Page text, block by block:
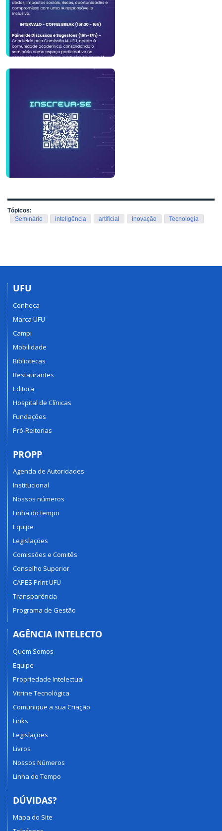
Tópicos:
Seminário
inteligência artificial inovação Tecnologia
UFU
Conheça
Marca UFU
Campi
Mobilidade
Bibliotecas
Restaurantes
Editora
Hospital de Clínicas
Fundações
Pró-Reitorias
PROPP
Agenda de Autoridades
Institucional
Nossos números
Linha do tempo
Equipe
Legislações
Comissões e Comitês
Conselho Superior
CAPES PrInt UFU
Transparência
Programa de Gestão
AGÊNCIA INTELECTO
Quem Somos
Equipe
Propriedade Intelectual
Vitrine Tecnológica
Comunique a sua Criação
Links
Legislações
Livros
Nossos Números
Linha do Tempo
DÚVIDAS?
Mapa do Site